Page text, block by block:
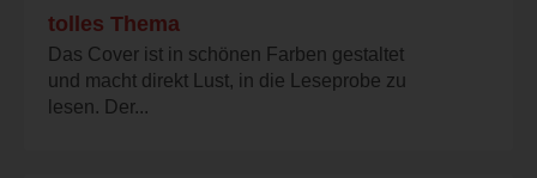
tolles Thema
Das Cover ist in schönen Farben gestaltet
und macht direkt Lust, in die Leseprobe zu
lesen. Der...